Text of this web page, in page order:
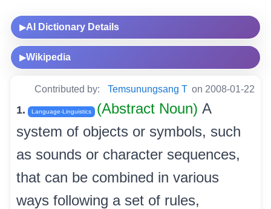
▶AI Dictionary Details
▶Wikipedia
Contributed by: Temsunungsang T on 2008-01-22
1. Language-Linguistics (Abstract Noun) A
system of objects or symbols, such
as sounds or character sequences,
that can be combined in various
ways following a set of rules,